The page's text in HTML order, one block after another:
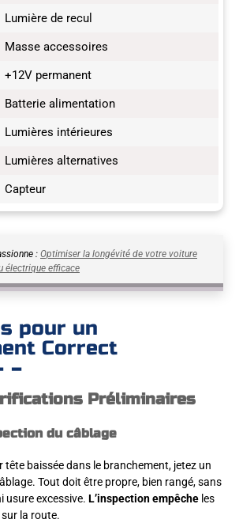
Lumière de recul
Masse accessoires
+12V permanent
Batterie alimentation
Lumières intérieures
Lumières alternatives
Capteur
: Optimiser la longévité de votre voiture
électrique efficace
pour un
Correct
Préliminaires
du câblage
tête baissée dans le branchement, jetez un
Tout doit être propre, bien rangé, sans
usure excessive. L’inspection empêche les
la route.